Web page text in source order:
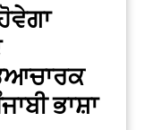
ਭਾਸ਼ਾ